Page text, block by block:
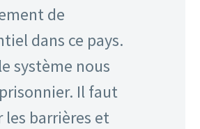
de
dans ce pays.
système nous
Il faut
les barrières et